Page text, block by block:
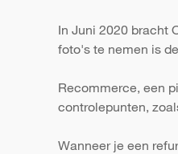
In Juni 2020 bracht
foto's te nemen is
Recommerce, een
controlepunten,
Wanneer je een